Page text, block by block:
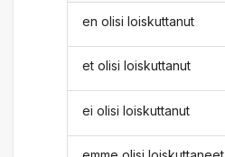
en olisi loiskuttanut
et olisi loiskuttanut
ei olisi loiskuttanut